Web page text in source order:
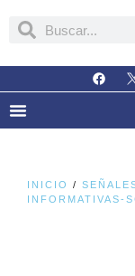
INICIO /
INFORMATIVAS-